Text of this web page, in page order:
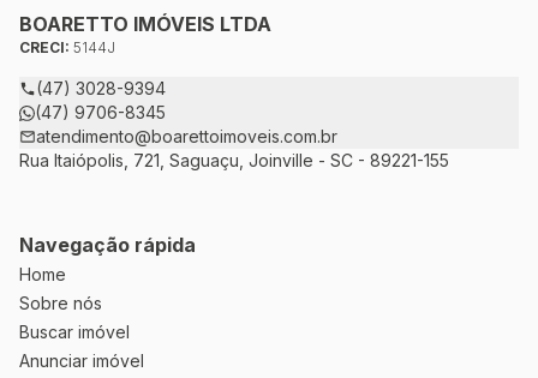
ao CRECI-5144J – estarão sempre prontos para responder-lhe
todas as suas dúvidas sobre casas, apartamentos, terrenos,
salas comerciais e outros produtos imobiliários.
BOARETTO IMÓVEIS LTDA
CRECI: 5144J
(47) 3028-9394
(47) 9706-8345
atendimento@boarettoimoveis.com.br
Rua Itaiópolis, 721, Saguaçu, Joinville - SC - 89221-155
Navegação rápida
Home
Sobre nós
Buscar imóvel
Anunciar imóvel